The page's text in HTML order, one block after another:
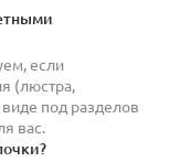
если
(люстра,
под разделов
вас.